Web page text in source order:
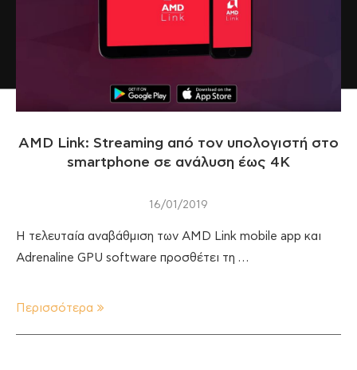
AMD Link: Streaming από τον υπολογιστή στο
smartphone σε ανάλυση έως 4Κ
16/01/2019
Η τελευταία αναβάθμιση των AMD Link mobile app και
Adrenaline GPU software προσθέτει τη …
Περισσότερα